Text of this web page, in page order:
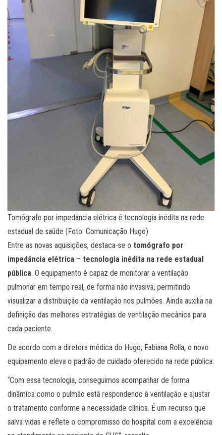
Tomógrafo por impedância elétrica é tecnologia inédita na rede
estadual de saúde (Foto: Comunicação Hugo)
Entre as novas aquisições, destaca-se o tomógrafo por
impedância elétrica – tecnologia inédita na rede estadual
pública. O equipamento é capaz de monitorar a ventilação
pulmonar em tempo real, de forma não invasiva, permitindo
visualizar a distribuição da ventilação nos pulmões. Ainda auxilia na
definição das melhores estratégias de ventilação mecânica para
cada paciente.
De acordo com a diretora médica do Hugo, Fabiana Rolla, o novo
equipamento eleva o padrão de cuidado oferecido na rede pública.
“Com essa tecnologia, conseguimos acompanhar de forma
dinâmica como o pulmão está respondendo à ventilação e ajustar
o tratamento conforme a necessidade clínica. É um recurso que
salva vidas e reflete o compromisso do hospital com a excelência